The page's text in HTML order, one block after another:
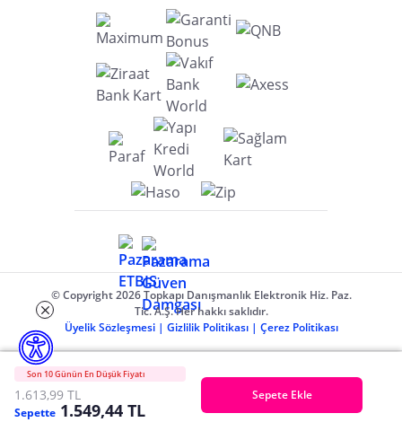
Son 10 Günün En Düşük Fiyatı
1.613,99 TL
Sepette 1.549,44 TL
Sepete Ekle
© Copyright 2026 Topkapı Danışmanlık Elektronik Hiz. Paz.
Tic. A.Ş. Her hakkı saklıdır.
Üyelik Sözleşmesi | Gizlilik Politikası | Çerez Politikası